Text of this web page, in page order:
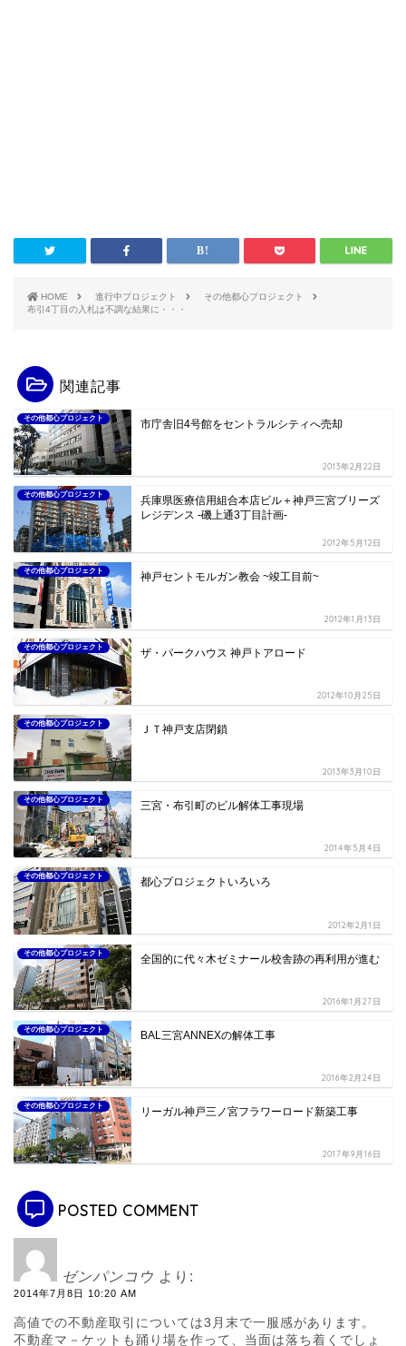
HOME 進行中プロジェクト
その他都心プロジェクト
布引4丁目の入札は不調な結果に・・・
関連記事
その他都心プロジェクト 市庁舎旧4号館をセントラルシティへ売却
2013年2月22日
その他都心プロジェクト
兵庫県医療信用組合本店ビル＋神戸三宮ブリーズ
レジデンス -磯上通3丁目計画-
2012年5月12日
その他都心プロジェクト 神戸セントモルガン教会 ~竣工目前~
2012年1月13日
その他都心プロジェクト ザ・パークハウス 神戸トアロード
2012年10月25日
その他都心プロジェクト ＪＴ神戸支店閉鎖
2013年3月10日
その他都心プロジェクト 三宮・布引町のビル解体工事現場
2014年5月4日
その他都心プロジェクト 都心プロジェクトいろいろ
2012年2月1日
その他都心プロジェクト 全国的に代々木ゼミナール校舎跡の再利用が進む
2016年1月27日
その他都心プロジェクト BAL三宮ANNEXの解体工事
2016年2月24日
その他都心プロジェクト リーガル神戸三ノ宮フラワーロード新築工事
2017年9月16日
POSTED COMMENT
ゼンパンコウ より:
2014年7月8日 10:20 AM
高値での不動産取引については3月末で一服感があります。
不動産マ－ケットも踊り場を作って、当面は落ち着くでしょ